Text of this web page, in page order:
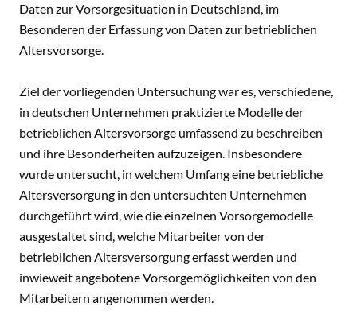
Daten zur Vorsorgesituation in Deutschland, im
Besonderen der Erfassung von Daten zur betrieblichen
Altersvorsorge.
Ziel der vorliegenden Untersuchung war es, verschiedene,
in deutschen Unternehmen praktizierte Modelle der
betrieblichen Altersvorsorge umfassend zu beschreiben
und ihre Besonderheiten aufzuzeigen. Insbesondere
wurde untersucht, in welchem Umfang eine betriebliche
Altersversorgung in den untersuchten Unternehmen
durchgeführt wird, wie die einzelnen Vorsorgemodelle
ausgestaltet sind, welche Mitarbeiter von der
betrieblichen Altersversorgung erfasst werden und
inwieweit angebotene Vorsorgemöglichkeiten von den
Mitarbeitern angenommen werden.